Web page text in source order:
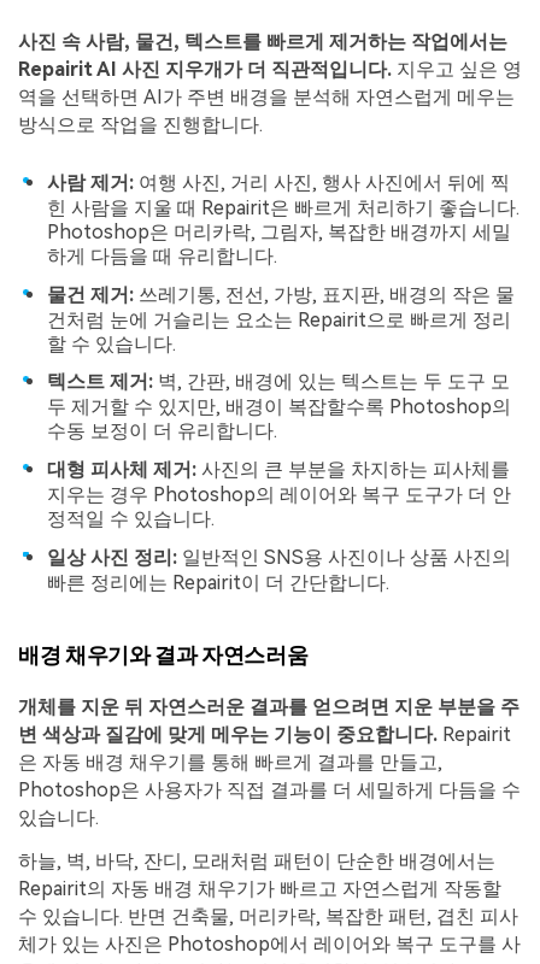
사진 속 사람, 물건, 텍스트를 빠르게 제거하는 작업에서는
Repairit AI 사진 지우개가 더 직관적입니다. 지우고 싶은 영
역을 선택하면 AI가 주변 배경을 분석해 자연스럽게 메우는
방식으로 작업을 진행합니다.
사람 제거: 여행 사진, 거리 사진, 행사 사진에서 뒤에 찍
힌 사람을 지울 때 Repairit은 빠르게 처리하기 좋습니다.
Photoshop은 머리카락, 그림자, 복잡한 배경까지 세밀
하게 다듬을 때 유리합니다.
물건 제거: 쓰레기통, 전선, 가방, 표지판, 배경의 작은 물
건처럼 눈에 거슬리는 요소는 Repairit으로 빠르게 정리
할 수 있습니다.
텍스트 제거: 벽, 간판, 배경에 있는 텍스트는 두 도구 모
두 제거할 수 있지만, 배경이 복잡할수록 Photoshop의
수동 보정이 더 유리합니다.
대형 피사체 제거: 사진의 큰 부분을 차지하는 피사체를
지우는 경우 Photoshop의 레이어와 복구 도구가 더 안
정적일 수 있습니다.
일상 사진 정리: 일반적인 SNS용 사진이나 상품 사진의
빠른 정리에는 Repairit이 더 간단합니다.
배경 채우기와 결과 자연스러움
개체를 지운 뒤 자연스러운 결과를 얻으려면 지운 부분을 주
변 색상과 질감에 맞게 메우는 기능이 중요합니다. Repairit
은 자동 배경 채우기를 통해 빠르게 결과를 만들고,
Photoshop은 사용자가 직접 결과를 더 세밀하게 다듬을 수
있습니다.
하늘, 벽, 바닥, 잔디, 모래처럼 패턴이 단순한 배경에서는
Repairit의 자동 배경 채우기가 빠르고 자연스럽게 작동할
수 있습니다. 반면 건축물, 머리카락, 복잡한 패턴, 겹친 피사
체가 있는 사진은 Photoshop에서 레이어와 복구 도구를 사